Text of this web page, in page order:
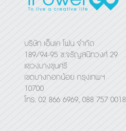
บริษัท เอ็นเค โฟน จำกัด
189/94-95 ซ.จรัญสนิทวงศ์ 29
แขวงบางขุนศรี
เขตบางกอกน้อย กรุงเทพฯ
10700
โทร. 02 866 6969, 088 757 0018